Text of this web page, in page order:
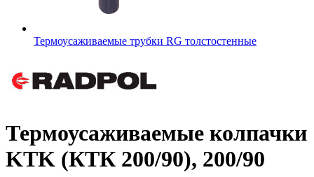
Термоусаживаемые трубки RG толстостенные
Термоусаживаемые колпачки
KTK (КТК 200/90), 200/90